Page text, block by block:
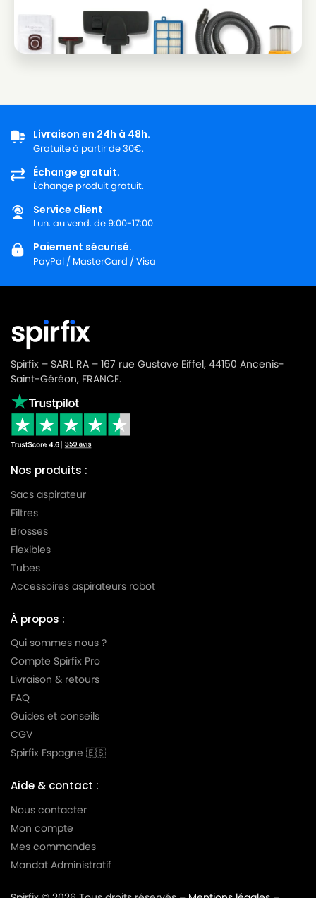
Livraison en 24h à 48h.
Gratuite à partir de 30€.
Échange gratuit.
Échange produit gratuit.
Service client
Lun. au vend. de 9:00-17:00
Paiement sécurisé.
PayPal / MasterCard / Visa
Spirfix – SARL RA – 167 rue Gustave Eiffel, 44150 Ancenis-
Saint-Géréon, FRANCE.
Nos produits :
Sacs aspirateur
Filtres
Brosses
Flexibles
Tubes
Accessoires aspirateurs robot
À propos :
Qui sommes nous ?
Compte Spirfix Pro
Livraison & retours
FAQ
Guides et conseils
CGV
Spirfix Espagne 🇪🇸
Aide & contact :
Nous contacter
Mon compte
Mes commandes
Mandat Administratif